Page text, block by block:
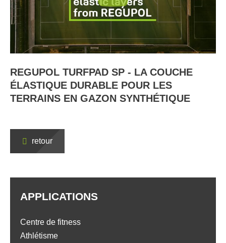
REGUPOL TURFPAD SP - LA COUCHE
ÉLASTIQUE DURABLE POUR LES
TERRAINS EN GAZON SYNTHÉTIQUE
retour
APPLICATIONS
Centre de fitness
Athlétisme